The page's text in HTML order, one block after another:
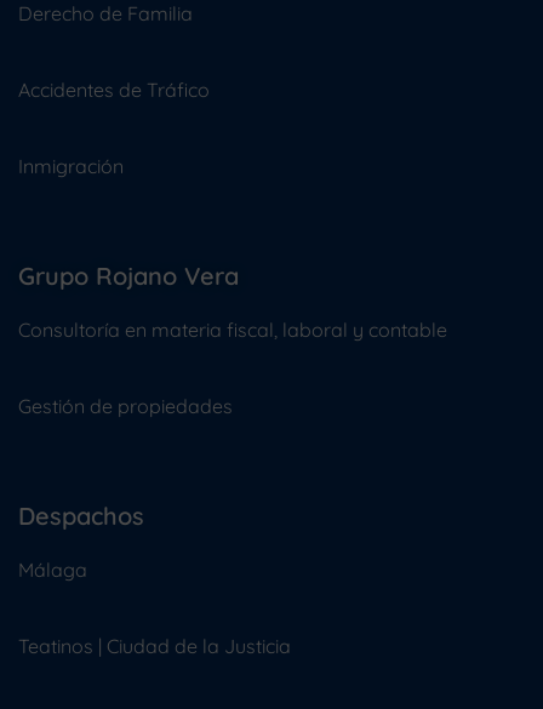
Derecho de Familia
Accidentes de Tráfico
Inmigración
Grupo Rojano Vera
Consultoría en materia fiscal, laboral y contable
Gestión de propiedades
Despachos
Málaga
Teatinos | Ciudad de la Justicia